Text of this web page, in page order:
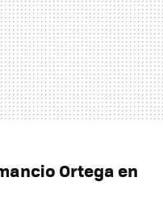
Ortega en